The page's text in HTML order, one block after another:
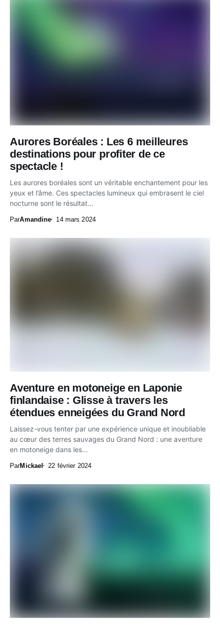
Aurores Boréales : Les 6 meilleures
destinations pour profiter de ce
spectacle !
Les aurores boréales sont un véritable enchantement pour les
yeux et l’âme. Ces spectacles lumineux qui embrasent le ciel
nocturne sont le résultat...
ParAmandine 14 mars 2024
Aventure en motoneige en Laponie
finlandaise : Glisse à travers les
étendues enneigées du Grand Nord
Laissez-vous tenter par une expérience unique et inoubliable
au cœur des terres sauvages du Grand Nord : une aventure
en motoneige dans les...
ParMickael 22 février 2024